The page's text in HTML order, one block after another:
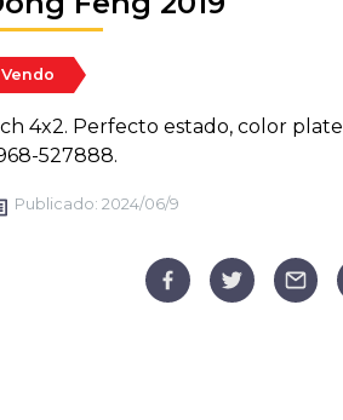
Vendo
4x2. Perfecto estado, color
527888.
Publicado: 2024/06/9